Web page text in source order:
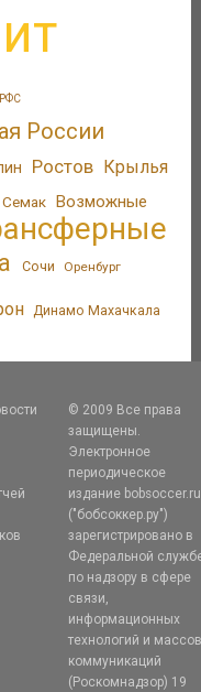
РФС
России
Ростов Крылья
Семак Возможные
Сочи Оренбург
Динамо Махачкала
© 2009 Все права
защищены.
Электронное
периодическое
издание bobsoccer.ru
("бобсоккер.ру")
зарегистрировано в
Федеральной
по надзору в сфере
связи,
информационных
технологий и
коммуникаций
(Роскомнадзор) 19